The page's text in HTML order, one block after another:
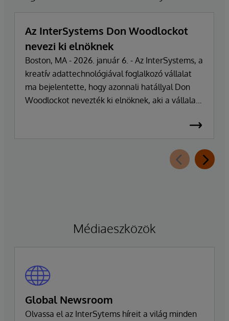
Az InterSystems Don Woodlockot
nevezi ki elnöknek
Boston, MA - 2026. január 6. - Az InterSystems, a
kreatív adattechnológiával foglalkozó vállalat
ma bejelentette, hogy azonnali hatállyal Don
Woodlockot nevezték ki elnöknek, aki a vállalat
vezérigazgató a napi irányítási feladatoktól
zökkenőmentes átmenet biztosítása érdekében,
Médiaeszközök
Global Newsroom
Olvassa el az InterSytems híreit a világ minden